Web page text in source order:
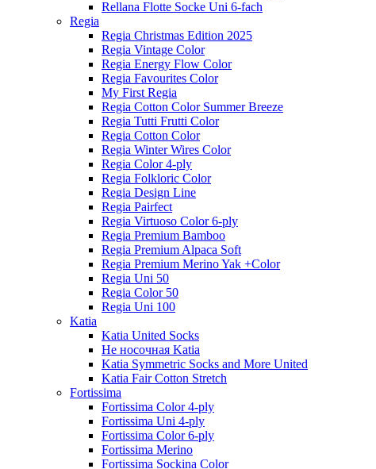
Rellana Flotte Socke Uni 6-fach
Regia
Regia Christmas Edition 2025
Regia Vintage Color
Regia Energy Flow Color
Regia Favourites Color
My First Regia
Regia Cotton Color Summer Breeze
Regia Tutti Frutti Color
Regia Cotton Color
Regia Winter Wires Color
Regia Color 4-ply
Regia Folkloric Color
Regia Design Line
Regia Pairfect
Regia Virtuoso Color 6-ply
Regia Premium Bamboo
Regia Premium Alpaca Soft
Regia Premium Merino Yak +Color
Regia Uni 50
Regia Color 50
Regia Uni 100
Katia
Katia United Socks
Не носочная Katia
Katia Symmetric Socks and More United
Katia Fair Cotton Stretch
Fortissima
Fortissima Color 4-ply
Fortissima Uni 4-ply
Fortissima Color 6-ply
Fortissima Merino
Fortissima Sockina Color